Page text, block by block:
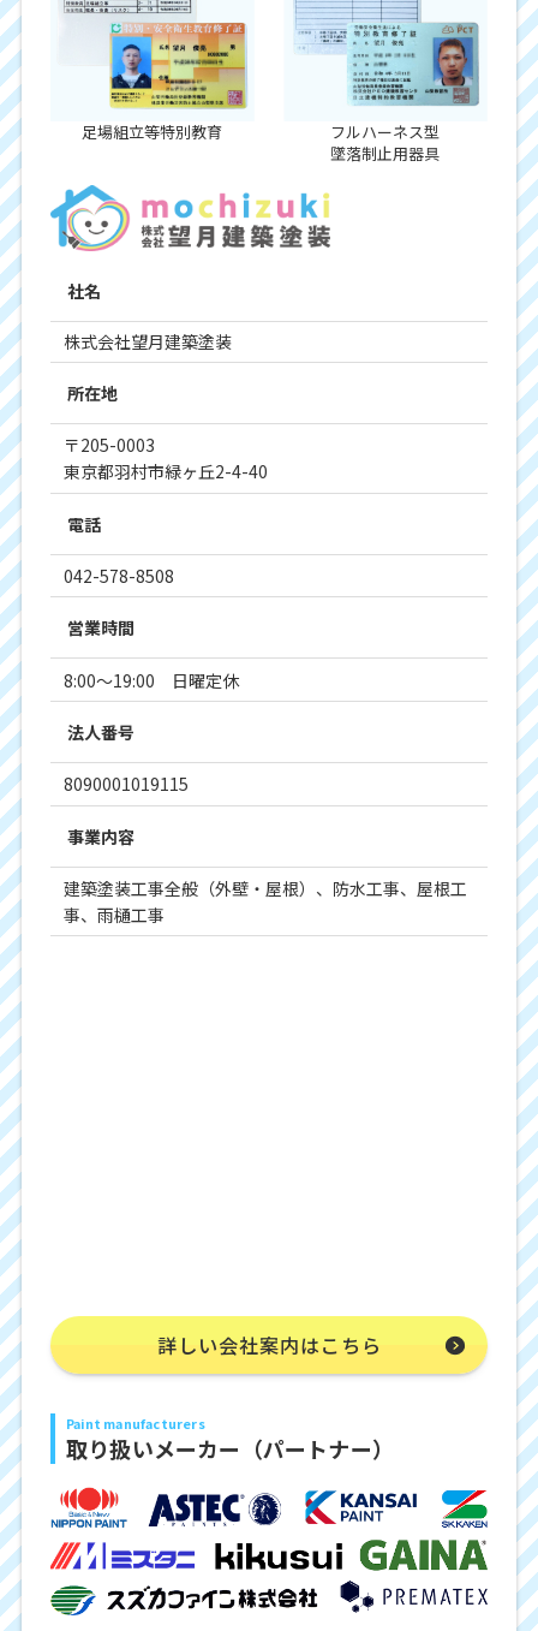
足場組立等特別教育
フルハーネス型
墜落制止用器具
社名
株式会社望月建築塗装
所在地
〒205-0003
東京都羽村市緑ヶ丘2-4-40
電話
042-578-8508
営業時間
8:00～19:00 日曜定休
法人番号
8090001019115
事業内容
建築塗装工事全般（外壁・屋根）、防水工事、屋根工
事、雨樋工事
詳しい会社案内はこちら
Paint manufacturers
取り扱いメーカー（パートナー）